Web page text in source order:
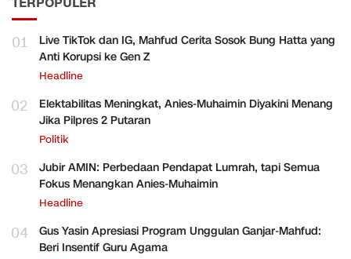
01
Live TikTok dan IG, Mahfud Cerita Sosok Bung Hatta yang
Anti Korupsi ke Gen Z
Headline
02
Elektabilitas Meningkat, Anies-Muhaimin Diyakini Menang
Jika Pilpres 2 Putaran
Politik
03
Jubir AMIN: Perbedaan Pendapat Lumrah, tapi Semua
Fokus Menangkan Anies-Muhaimin
Headline
04
Gus Yasin Apresiasi Program Unggulan Ganjar-Mahfud:
Beri Insentif Guru Agama